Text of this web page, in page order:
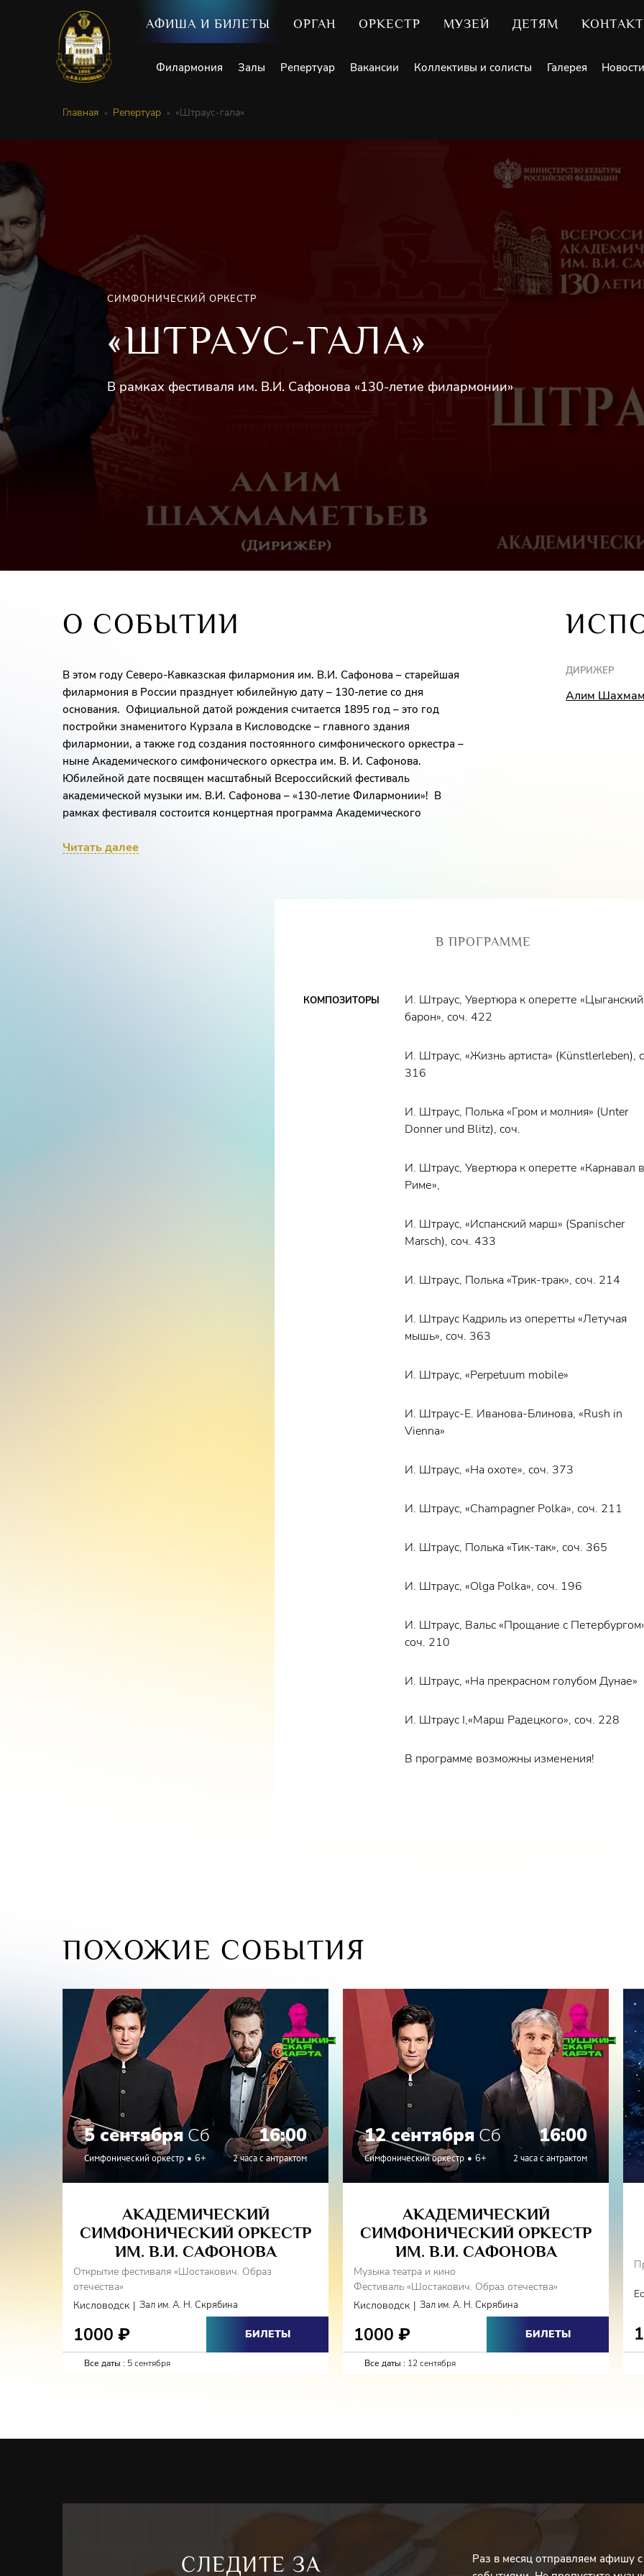
АФИША И БИЛЕТЫ ОРГАН ОРКЕСТР МУЗЕЙ ДЕТЯМ
Филармония Залы Репертуар Вакансии Коллективы и солисты Галерея
Главная Репертуар «Штраус-гала»
СИМФОНИЧЕСКИЙ ОРКЕСТР
«ШТРАУС-ГАЛА»
В рамках фестиваля им. В.И. Сафонова «130-летие филармонии»
О СОБЫТИИ
В этом году Северо-Кавказская филармония им. В.И. Сафонова – старейшая
филармония в России празднует юбилейную дату – 130-летие со дня
основания. Официальной датой рождения считается 1895 год – это год
постройки знаменитого Курзала в Кисловодске – главного здания
филармонии, а также год создания постоянного симфонического оркестра –
ныне Академического симфонического оркестра им. В. И. Сафонова.
Юбилейной дате посвящен масштабный Всероссийский фестиваль
академической музыки им. В.И. Сафонова – «130-летие Филармонии»! В
рамках фестиваля состоится концертная программа Академического
прозвучат популярнейшие произведения легендарной династии венских
Читать далее
ДИРИЖЕР
Алим
В ПРОГРАММЕ
КОМПОЗИТОРЫ
И. Штраус, Увертюра к оперетте «Цыганский
барон», соч. 422
И. Штраус, «Жизнь артиста» (Künstlerleben),
316
И. Штраус, Полька «Гром и молния» (Unter
Donner und Blitz), соч.
И. Штраус, Увертюра к оперетте «Карнавал в
Риме»,
И. Штраус, «Испанский марш» (Spanischer
Marsch), соч. 433
И. Штраус, Полька «Трик-трак», соч. 214
И. Штраус Кадриль из оперетты «Летучая
мышь», соч. 363
И. Штраус, «Perpetuum mobile»
И. Штраус-Е. Иванова-Блинова, «Rush in
Vienna»
И. Штраус, «На охоте», соч. 373
И. Штраус, «Champagner Polka», соч. 211
И. Штраус, Полька «Тик-так», соч. 365
И. Штраус, «Olga Polka», соч. 196
И. Штраус, Вальс «Прощание с
соч. 210
И. Штраус, «На прекрасном голубом Дунае»
И. Штраус I,«Марш Радецкого», соч. 228
В программе возможны изменения!
ПОХОЖИЕ СОБЫТИЯ
5 сентября Сб 16:00
Симфонический оркестр 6+ 2 часа с антрактом
АКАДЕМИЧЕСКИЙ
СИМФОНИЧЕСКИЙ ОРКЕСТР
ИМ. В.И. САФОНОВА
Открытие фестиваля «Шостакович. Образ
отечества»
Кисловодск | Зал им. А. Н. Скрябина
1000 ₽ БИЛЕТЫ
Все даты : 5 сентября
12 сентября Сб 16:00
Симфонический оркестр 6+ 2 часа с антрактом
АКАДЕМИЧЕСКИЙ
СИМФОНИЧЕСКИЙ ОРКЕСТР
ИМ. В.И. САФОНОВА
Музыка театра и кино
Фестиваль «Шостакович. Образ отечества»
Кисловодск | Зал им. А. Н. Скрябина
1000 ₽ БИЛЕТЫ
Все даты : 12 сентября
СЛЕДИТЕ ЗА
Раз в месяц отправляем афишу